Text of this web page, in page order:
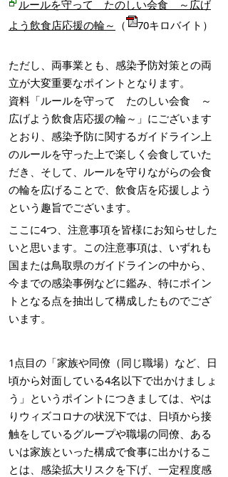
ルールを守って たのしい会食 ～広げ
よう飲食店応援の輪～ （ 70キロバイト）
ただし、両事業とも、感染予防対策との両
立が大変重要なポイントとなります。
資料「ルールを守って たのしい会食 ～
広げよう飲食店応援の輪～」にございます
とおり、感染予防に関するガイドライン上
のルールを守った上で楽しく会食していた
だき、そして、ルールを守りながらの会食
の輪を広げることで、飲食店を応援しよう
という趣旨でございます。
ここに4つ、注意事項を皆様にお知らせした
いと思います。この注意事項は、いずれも
国または鳥取県のガイドラインの中から、
今までの感染事例などに鑑み、特にポイン
トとなる点を抽出して構成したものでござ
います。
1点目の「家族や同僚（同じ職場）など、日
頃から対面している4名以下で出かけましょ
う」というポイントにつきましては、やは
りウィズコロナの状況下では、日頃から接
触をしているグループや職場の同僚、ある
いは家族といった構成で食事に出かけるこ
とは、感染拡大リスクを下げ、一定程度感